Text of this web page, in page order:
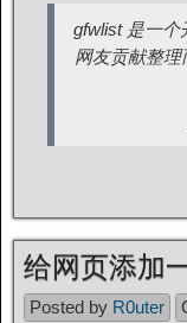
gfwlist 是一个
网友贡献整理
给网页添加
Posted by R0uter